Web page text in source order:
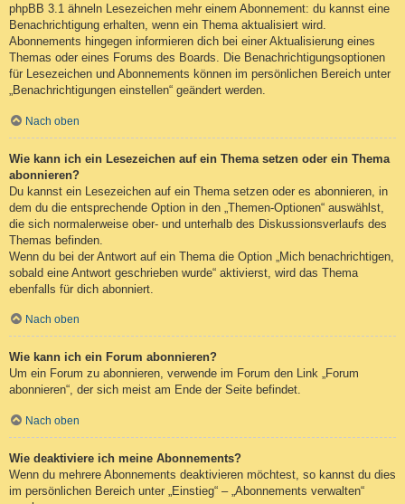
phpBB 3.1 ähneln Lesezeichen mehr einem Abonnement: du kannst eine
Benachrichtigung erhalten, wenn ein Thema aktualisiert wird.
Abonnements hingegen informieren dich bei einer Aktualisierung eines
Themas oder eines Forums des Boards. Die Benachrichtigungsoptionen
für Lesezeichen und Abonnements können im persönlichen Bereich unter
„Benachrichtigungen einstellen“ geändert werden.
Nach oben
Wie kann ich ein Lesezeichen auf ein Thema setzen oder ein Thema
abonnieren?
Du kannst ein Lesezeichen auf ein Thema setzen oder es abonnieren, in
dem du die entsprechende Option in den „Themen-Optionen“ auswählst,
die sich normalerweise ober- und unterhalb des Diskussionsverlaufs des
Themas befinden.
Wenn du bei der Antwort auf ein Thema die Option „Mich benachrichtigen,
sobald eine Antwort geschrieben wurde“ aktivierst, wird das Thema
ebenfalls für dich abonniert.
Nach oben
Wie kann ich ein Forum abonnieren?
Um ein Forum zu abonnieren, verwende im Forum den Link „Forum
abonnieren“, der sich meist am Ende der Seite befindet.
Nach oben
Wie deaktiviere ich meine Abonnements?
Wenn du mehrere Abonnements deaktivieren möchtest, so kannst du dies
im persönlichen Bereich unter „Einstieg“ – „Abonnements verwalten“